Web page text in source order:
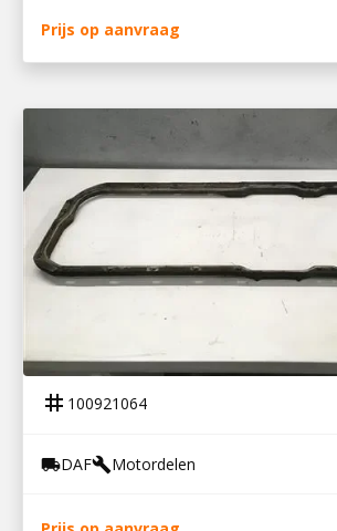
Prijs op aanvraag
CARTER AFDICHTING XF
tag 100921064
local_shippingDAFbuildMotordelen